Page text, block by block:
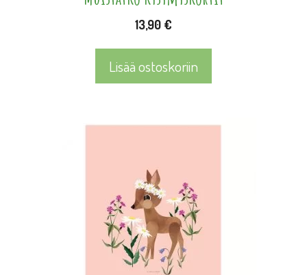
13,90 €
Lisää ostoskoriin